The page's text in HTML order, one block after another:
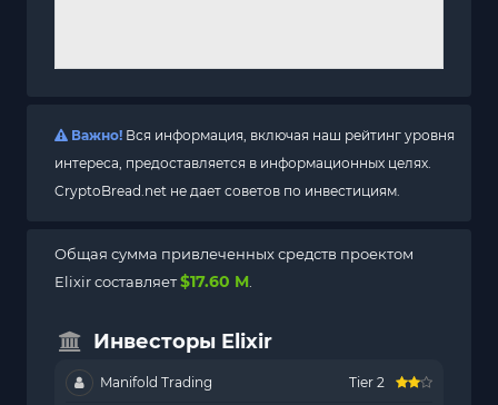
Важно! Вся информация, включая наш рейтинг уровня
интереса, предоставляется в информационных целях.
CryptoBread.net не дает советов по инвестициям.
Общая сумма привлеченных средств проектом
Elixir составляет$17.60 M.
Инвесторы Elixir
Manifold Trading Tier 2